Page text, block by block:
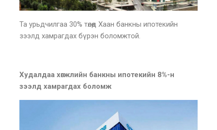
Та урьдчилгаа 30% төлөөд Хаан банкны ипотекийн
зээлд хамрагдах бүрэн боломжтой.
Худалдаа хөгжлийн банкны ипотекийн 8%-н
зээлд хамрагдах боломж